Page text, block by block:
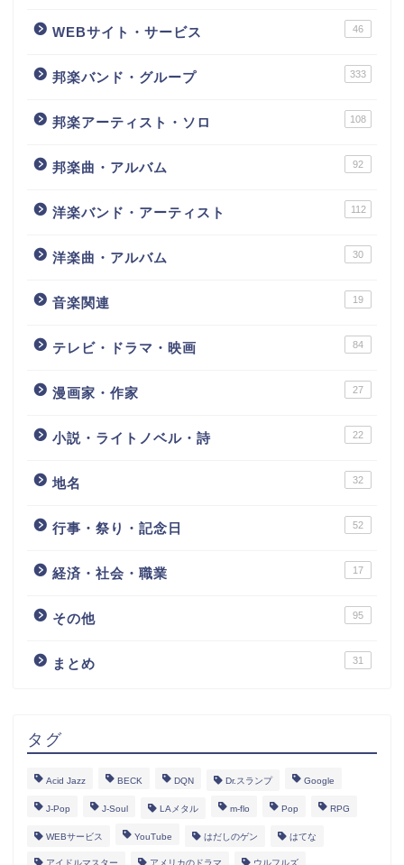
WEBサイト・サービス 46
邦楽バンド・グループ 333
邦楽アーティスト・ソロ 108
邦楽曲・アルバム 92
洋楽バンド・アーティスト 112
洋楽曲・アルバム 30
音楽関連 19
テレビ・ドラマ・映画 84
漫画家・作家 27
小説・ライトノベル・詩 22
地名 32
行事・祭り・記念日 52
経済・社会・職業 17
その他 95
まとめ 31
タグ
Acid Jazz BECK DQN Dr.スランプ Google
J-Pop J-Soul LAメタル m-flo Pop RPG
WEBサービス YouTube はだしのゲン はてな
アイドルマスター アメリカのドラマ ウルフルズ